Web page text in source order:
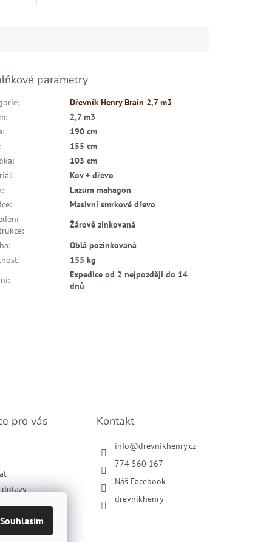
Souhlasím
parametry
:
Dřevník Henry Brain 2,7 m3
:
2,7 m3
:
190 cm
:
155 cm
:
103 cm
:
Kov + dřevo
:
Lazura mahagon
:
Masivní smrkové dřevo
:
Žárově zinkovaná
:
Oblá pozinkovaná
:
155 kg
:
Expedice od 2 nejpozději do 14
dnů
pro vás
osobních
Kontakt
info@drevnikhenry.cz
774 560 167
Náš Facebook
drevnikhenry